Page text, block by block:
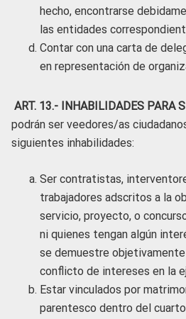
hecho, encontrarse
las entidades
Contar con una carta de
en representación de
ART. 13.- INHABILIDADES PARA
podrán ser veedores/as
siguientes inhabilidades:
Ser contratistas,
trabajadores adscritos a la
servicio, proyecto, o
ni quienes tengan algún
se demuestre
conflicto de intereses en la
Estar vinculados por
parentesco dentro del